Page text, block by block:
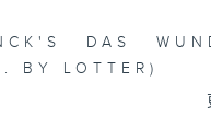
DAS
BY LOTTER)
SUITE